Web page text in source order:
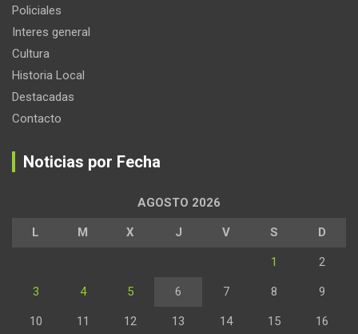
Policiales
Interes general
Cultura
Historia Local
Destacadas
Contacto
Noticias por Fecha
AGOSTO 2026
L M X J V S D
1 2
3 4 5 6 7 8 9
10 11 12 13 14 15 16